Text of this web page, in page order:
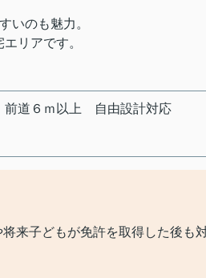
いのも魅力。
リアです。
前道６ｍ以上 自由設計対応
来子どもが免許を取得した後も対